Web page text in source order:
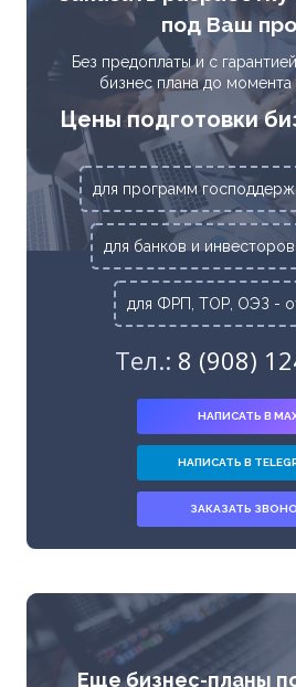
под Ваш
Без предоплаты и с
бизнес плана до
Цены подготовки
для программ
для банков и
для ФРП, ТОР, ОЭЗ -
Тел.: 8 (908)
НАПИСАТЬ В
НАПИСАТЬ В
ЗАКАЗАТЬ
Еще бизнес-планы